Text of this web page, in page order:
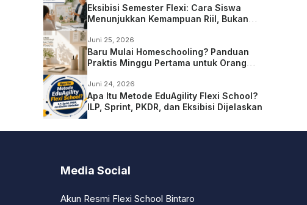
Eksibisi Semester Flexi: Cara Siswa
Menunjukkan Kemampuan Riil, Bukan
Juni 25, 2026
Baru Mulai Homeschooling? Panduan
Praktis Minggu Pertama untuk Orang
Juni 24, 2026
Apa Itu Metode EduAgility Flexi School?
ILP, Sprint, PKDR, dan Eksibisi Dijelaskan
Media Social
Akun Resmi Flexi School Bintaro